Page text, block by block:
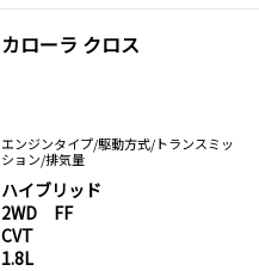
カローラ クロス
エンジンタイプ/駆動方式/トランスミッ
ション/排気量
ハイブリッド
2WD FF
CVT
1.8L